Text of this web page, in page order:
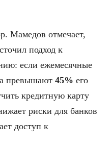
Мамедов отмечает,
подход к
если ежемесячные
превышают 45% его
кредитную карту
риски для банков
доступ к